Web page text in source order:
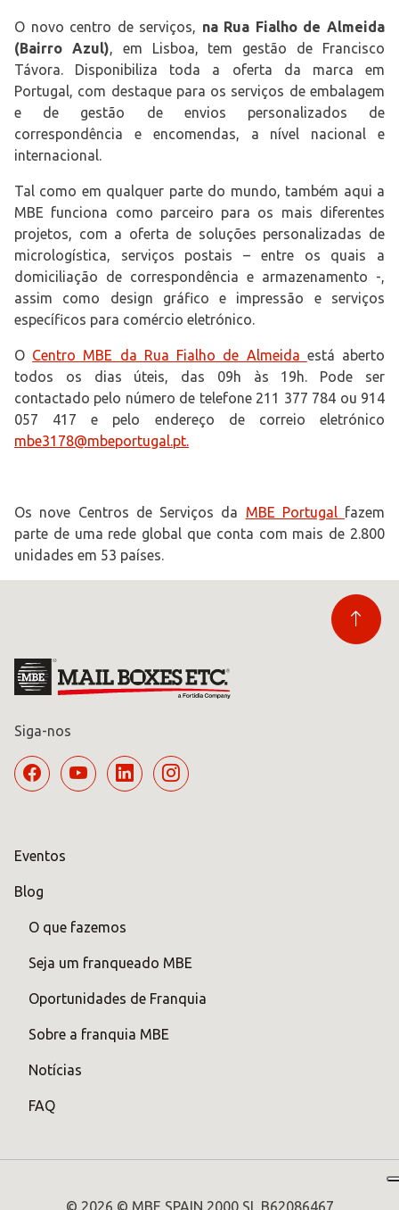
O novo centro de serviços, na Rua Fialho de Almeida
(Bairro Azul), em Lisboa, tem gestão de Francisco
Távora. Disponibiliza toda a oferta da marca em
Portugal, com destaque para os serviços de embalagem
e de gestão de envios personalizados de
correspondência e encomendas, a nível nacional e
internacional.
Tal como em qualquer parte do mundo, também aqui a
MBE funciona como parceiro para os mais diferentes
projetos, com a oferta de soluções personalizadas de
micrologística, serviços postais – entre os quais a
domiciliação de correspondência e armazenamento -,
assim como design gráfico e impressão e serviços
específicos para comércio eletrónico.
O Centro MBE da Rua Fialho de Almeida está aberto
todos os dias úteis, das 09h às 19h. Pode ser
contactado pelo número de telefone 211 377 784 ou 914
057 417 e pelo endereço de correio eletrónico
mbe3178@mbeportugal.pt.
Os nove Centros de Serviços da MBE Portugal fazem
parte de uma rede global que conta com mais de 2.800
unidades em 53 países.
Siga-nos
Eventos
Blog
O que fazemos
Seja um franqueado MBE
Oportunidades de Franquia
Sobre a franquia MBE
Notícias
FAQ
© 2026 © MBE SPAIN 2000 SL B62086467